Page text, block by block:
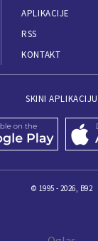
APLIKACIJE
RSS
KONTAKT
SKINI APLIKACIJU
© 1995 - 2026, B92